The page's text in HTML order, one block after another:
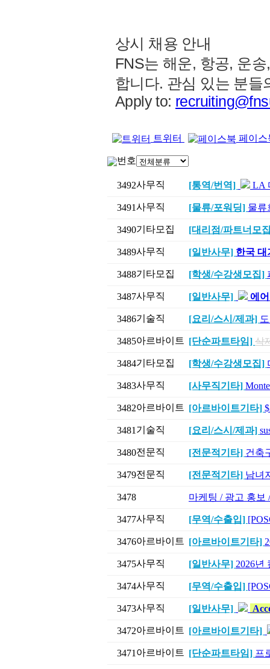
상시 채용 안내
FNS는 해운, 항공, 운
합니다. 관심 있는 분들
Apply to:
트위터 페이스
번호
3492사무직 [통역/번역] LA
3491사무직 [물류/포워딩] 물류
3490기타모집 [대리점/파트너모
3489사무직 [일반사무] 한국 대
3488기타모집 [학생/수강생모집]
3487사무직 [일반사무] 에
3486기술직 [요리/스시/제과]
3485아르바이트 [단순파트타임] 삭
3484기타모집 [학생/수강생모집]
3483사무직 [사무직기타]
3482아르바이트 [아르바이트기타]
3481 기술직 [요리/스시/제과]
3480전문직 [전문적기타] 건축
3479전문직 [전문적기타] 남녀
3478 마케팅 / 광고 홍보
3477사무직 [무역/수출입]
3476아르바이트 [아르바이트기타]
3475사무직 [일반사무] 2026년
3474사무직 [무역/수출입]
3473사무직 [일반사무]
3472아르바이트 [아르바이트기타]
3471 아르바이트 [단순파트타임] 프